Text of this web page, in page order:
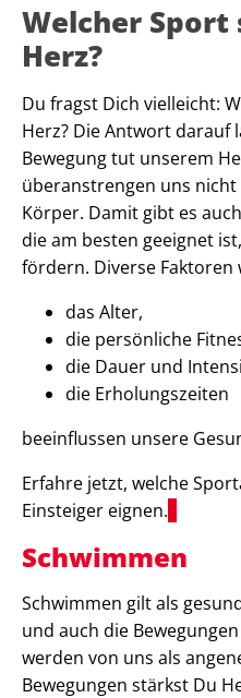
Welcher
Herz?
Du fragst Dich vielleicht:
Herz? Die Antwort darauf
Bewegung tut unserem
überanstrengen uns
Körper. Damit gibt es
die am besten geeignet
fördern. Diverse Faktoren
das Alter,
die persönliche
die Dauer und
die Erholungszeiten
beeinflussen unsere
Erfahre jetzt, welche
Einsteiger eignen.
Schwimmen
Schwimmen gilt als
und auch die
werden von uns als
Bewegungen stärkst Du